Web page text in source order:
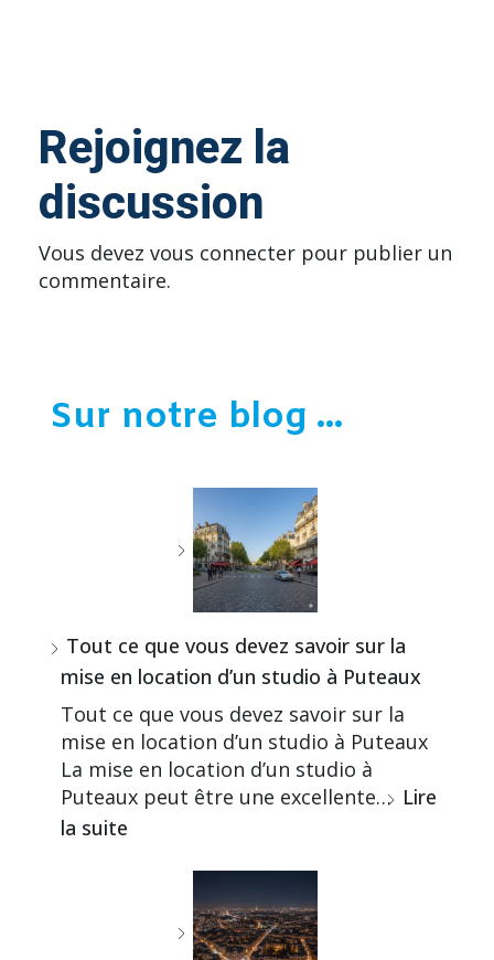
Rejoignez la
discussion
Vous devez vous connecter pour publier un
commentaire.
Sur notre blog ...
Tout ce que vous devez savoir sur la
mise en location d’un studio à Puteaux
Tout ce que vous devez savoir sur la
mise en location d’un studio à Puteaux
La mise en location d’un studio à
Puteaux peut être une excellente… Lire
la suite